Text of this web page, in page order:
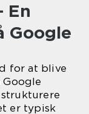
En
Google
for at blive
er typisk